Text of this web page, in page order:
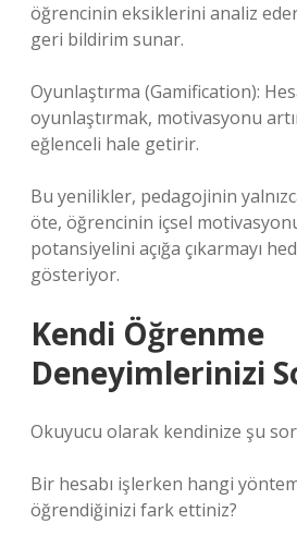
öğrencinin eksiklerini analiz
geri bildirim sunar.
Oyunlaştırma (Gamification):
oyunlaştırmak, motivasyonu
eğlenceli hale getirir.
Bu yenilikler, pedagojinin
öte, öğrencinin içsel
potansiyelini açığa çıkarmayı
gösteriyor.
Kendi Öğrenme
Deneyimlerinizi
Okuyucu olarak kendinize şu
Bir hesabı işlerken hangi
öğrendiğinizi fark ettiniz?